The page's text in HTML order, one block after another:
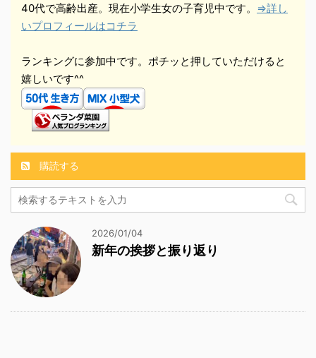
40代で高齢出産。現在小学生女の子育児中です。 ⇒詳し
いプロフィールはコチラ
ランキングに参加中です。ポチッと押していただけると
嬉しいです^^
購読する
2026/01/04
新年の挨拶と振り返り